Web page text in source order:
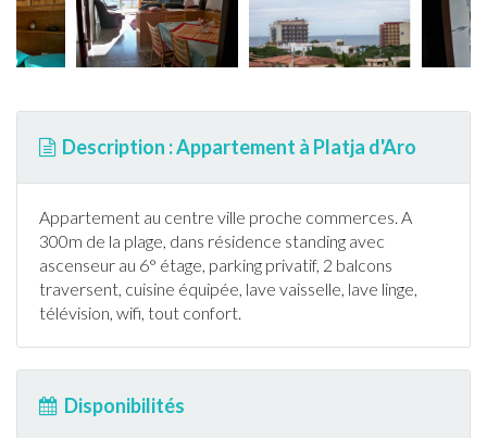
Description : Appartement à Platja d'Aro
Appartement au centre ville proche commerces. A
300m de la plage, dans résidence standing avec
ascenseur au 6° étage, parking privatif, 2 balcons
traversent, cuisine équipée, lave vaisselle, lave linge,
télévision, wifi, tout confort.
Disponibilités